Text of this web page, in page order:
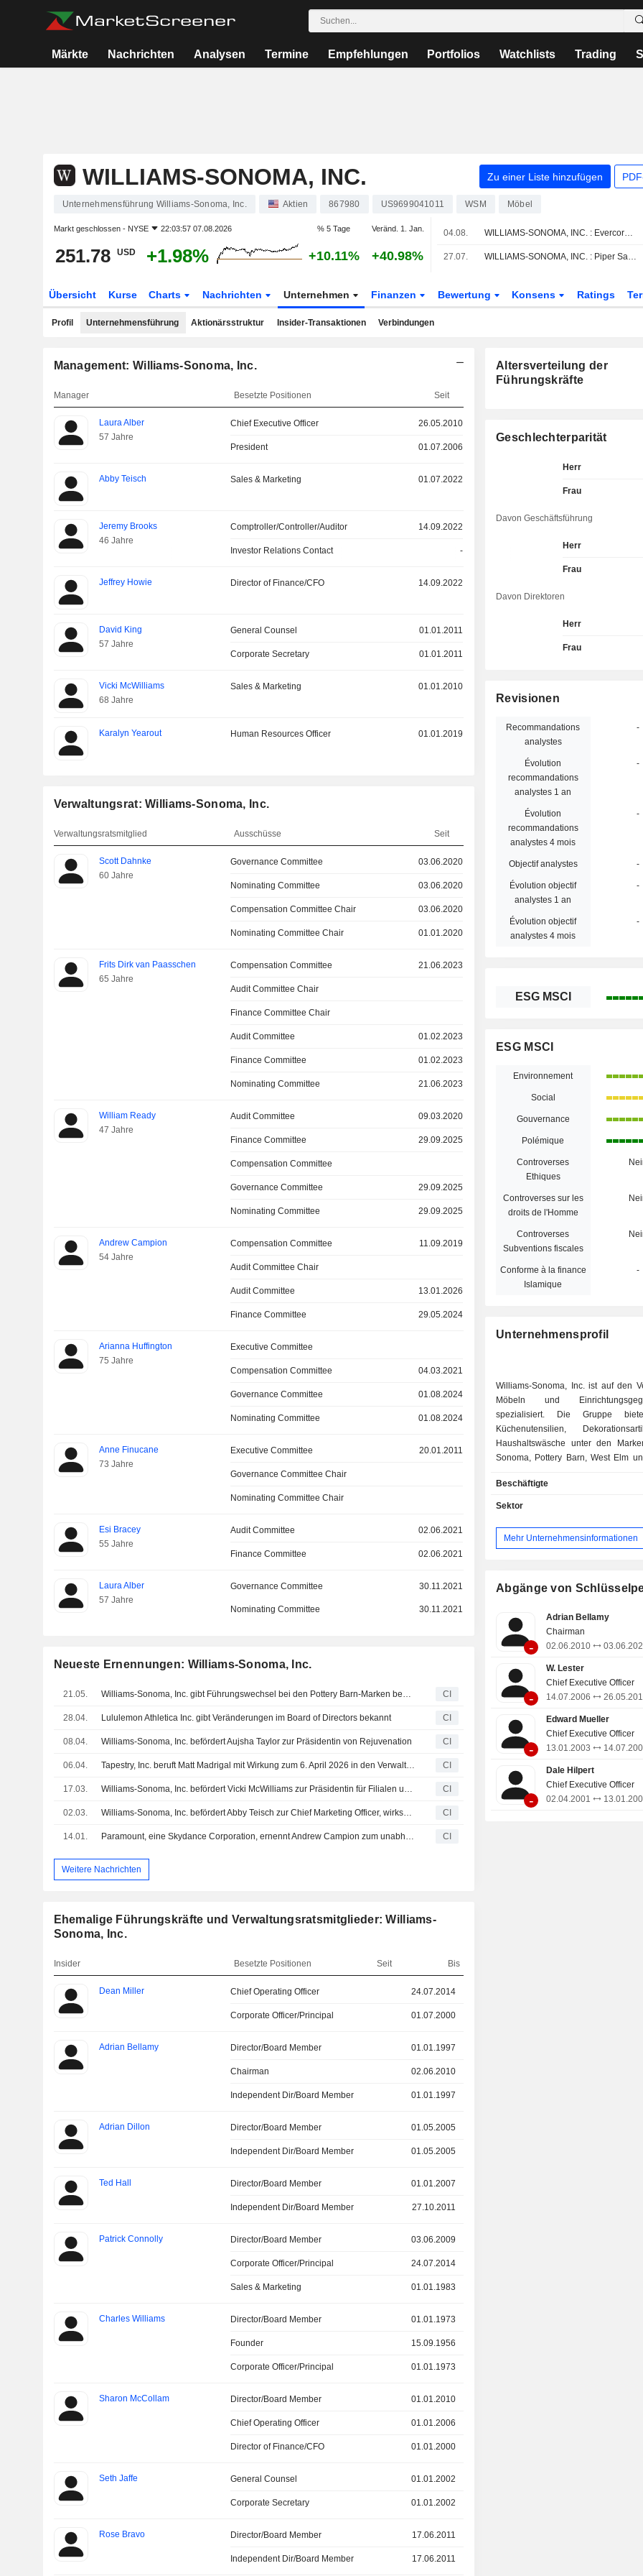
Märkte Nachrichten Analysen Termine Empfehlungen Portfolios Watchlists Trading
WILLIAMS-SONOMA, INC. Zu einer Liste hinzufügen
Unternehmensführung Williams-Sonoma, Inc. Aktien 867980 US9699041011 WSM Möbel
Markt geschlossen - NYSE 22:03:57 07.08.2026 % 5 Tage Veränd. 1. Jan.
251.78 USD +1.98% +10.11% +40.98%
04.08. WILLIAMS-SONOMA, INC. : Evercore ISI gibt neutrale Bewertung ab
27.07. WILLIAMS-SONOMA, INC. : Piper Sandler bekräftigt seine Kaufempfehlung
Übersicht Kurse Charts Nachrichten Unternehmen Finanzen Bewertung Konsens Ratings
Profil Unternehmensführung Aktionärsstruktur Insider-Transaktionen Verbindungen
Management: Williams-Sonoma, Inc.
Manager Besetzte Positionen Seit
Laura Alber
57 Jahre
Chief Executive Officer 26.05.2010
President 01.07.2006
Abby Teisch Sales & Marketing 01.07.2022
Jeremy Brooks
46 Jahre
Comptroller/Controller/Auditor 14.09.2022
Investor Relations Contact -
Jeffrey Howie Director of Finance/CFO 14.09.2022
David King
57 Jahre
General Counsel 01.01.2011
Corporate Secretary 01.01.2011
Vicki McWilliams
68 Jahre
Sales & Marketing 01.01.2010
Karalyn Yearout Human Resources Officer 01.01.2019
Verwaltungsrat: Williams-Sonoma, Inc.
Verwaltungsratsmitglied Ausschüsse Seit
Scott Dahnke
60 Jahre
Governance Committee 03.06.2020
Nominating Committee 03.06.2020
Compensation Committee Chair 03.06.2020
Nominating Committee Chair 01.01.2020
Frits Dirk van Paasschen
65 Jahre
Compensation Committee 21.06.2023
Audit Committee Chair
Finance Committee Chair
Audit Committee 01.02.2023
Finance Committee 01.02.2023
Nominating Committee 21.06.2023
William Ready
47 Jahre
Audit Committee 09.03.2020
Finance Committee 29.09.2025
Compensation Committee
Governance Committee 29.09.2025
Nominating Committee 29.09.2025
Andrew Campion
54 Jahre
Compensation Committee 11.09.2019
Audit Committee Chair
Audit Committee 13.01.2026
Finance Committee 29.05.2024
Arianna Huffington
75 Jahre
Executive Committee
Compensation Committee 04.03.2021
Governance Committee 01.08.2024
Nominating Committee 01.08.2024
Anne Finucane
73 Jahre
Executive Committee 20.01.2011
Governance Committee Chair
Nominating Committee Chair
Esi Bracey
55 Jahre
Audit Committee 02.06.2021
Finance Committee 02.06.2021
Laura Alber
57 Jahre
Governance Committee 30.11.2021
Nominating Committee 30.11.2021
Neueste Ernennungen: Williams-Sonoma, Inc.
21.05. Williams-Sonoma, Inc. gibt Führungswechsel bei den Pottery Barn-Marken bekannt CI
28.04. Lululemon Athletica Inc. gibt Veränderungen im Board of Directors bekannt CI
08.04. Williams-Sonoma, Inc. befördert Aujsha Taylor zur Präsidentin von Rejuvenation CI
06.04. Tapestry, Inc. beruft Matt Madrigal mit Wirkung zum 6. April 2026 in den Verwaltungsrat CI
17.03. Williams-Sonoma, Inc. befördert Vicki McWilliams zur Präsidentin für Filialen und Kundenservice CI
02.03. Williams-Sonoma, Inc. befördert Abby Teisch zur Chief Marketing Officer, wirksam ab dem 2. März 2026 CI
14.01. Paramount, eine Skydance Corporation, ernennt Andrew Campion zum unabhängigen Direktor mit Wirkung zum 13. Januar 2026 CI
Weitere Nachrichten
Ehemalige Führungskräfte und Verwaltungsratsmitglieder: Williams-
Sonoma, Inc.
Insider Besetzte Positionen Seit Bis
Dean Miller Chief Operating Officer 24.07.2014
Corporate Officer/Principal 01.07.2000
Adrian Bellamy Director/Board Member 01.01.1997
Chairman 02.06.2010
Independent Dir/Board Member 01.01.1997
Adrian Dillon Director/Board Member 01.05.2005
Independent Dir/Board Member 01.05.2005
Ted Hall Director/Board Member 01.01.2007
Independent Dir/Board Member 27.10.2011
Patrick Connolly Director/Board Member 03.06.2009
Corporate Officer/Principal 24.07.2014
Sales & Marketing 01.01.1983
Charles Williams Director/Board Member 01.01.1973
Founder 15.09.1956
Corporate Officer/Principal 01.01.1973
Sharon McCollam Director/Board Member 01.01.2010
Chief Operating Officer 01.01.2006
Director of Finance/CFO 01.01.2000
Seth Jaffe General Counsel 01.01.2002
Corporate Secretary 01.01.2002
Rose Bravo Director/Board Member 17.06.2011
Independent Dir/Board Member 17.06.2011
Altersverteilung der
Führungskräfte
Geschlechterparität
Herr
Frau
Davon Geschäftsführung
Herr
Frau
Davon Direktoren
Herr
Frau
Revisionen
Recommandations
analystes
-
Évolution
recommandations
analystes 1 an
-
Évolution
recommandations
analystes 4 mois
-
Objectif analystes -
Évolution objectif
analystes 1 an
-
Évolution objectif
analystes 4 mois
-
ESG MSCI
ESG MSCI
Environnement
Social
Gouvernance
Polémique
Controverses
Ethiques
Controverses sur les
droits de l'Homme
Controverses
Subventions fiscales
Conforme à la finance
Islamique
-
Unternehmensprofil
Williams-Sonoma, Inc. ist auf den
Möbeln und
spezialisiert. Die Gruppe
Küchenutensilien,
Haushaltswäsche unter den
Sonoma, Pottery Barn, West Elm
ein Netzwerk von 512 direkt
in den Vereinigten Staaten und
Großbritannien (2), 126 Franchise-
über das Internet verkauft.
Beschäftigte
Sektor
Mehr Unternehmensinformationen
Abgänge von
-
Adrian Bellamy
Chairman
02.06.2010
-
W. Lester
Chief Executive Officer
14.07.2006
-
Edward Mueller
Chief Executive Officer
13.01.2003
-
Dale Hilpert
Chief Executive Officer
02.04.2001